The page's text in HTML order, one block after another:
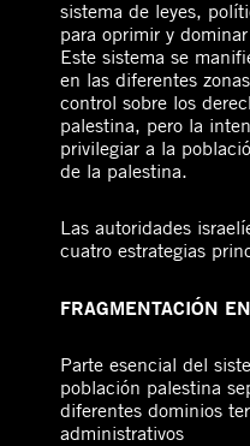
sistema de leyes,
para oprimir y
Este sistema se
en las diferentes
control sobre los
palestina, pero la
privilegiar a la
de la palestina.
Las autoridades
cuatro estrategias
FRAGMENTACIÓN
Parte esencial del
población palestina
diferentes dominios
administrativos